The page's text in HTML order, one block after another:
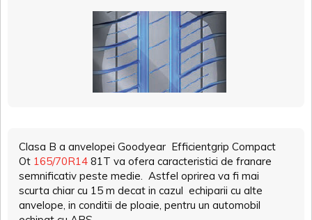
Clasa B a anvelopei Goodyear Efficientgrip Compact
Ot 165/70R14 81T va ofera caracteristici de franare
semnificativ peste medie. Astfel oprirea va fi mai
scurta chiar cu 15 m decat in cazul echiparii cu alte
anvelope, in conditii de ploaie, pentru un automobil